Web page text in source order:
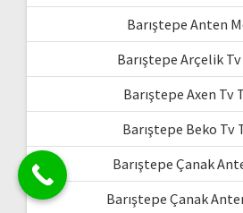
Barıştepe Anten
Barıştepe Arçelik
Barıştepe Axen Tv
Barıştepe Beko Tv
Barıştepe Çanak
Barıştepe Çanak